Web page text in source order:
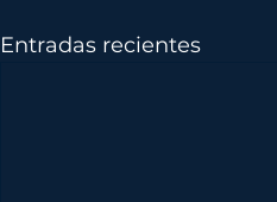
Entradas recientes